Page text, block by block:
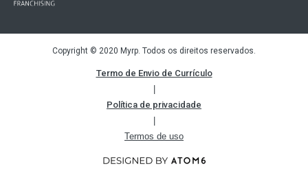
Copyright © 2020 Myrp. Todos os direitos reservados.
Termo de Envio de Currículo
Política de privacidade
Termos de uso